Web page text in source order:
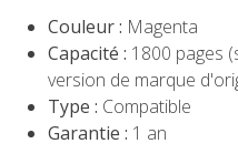
Couleur : Magenta
Capacité : 1800 pages
version de marque
Type : Compatible
Garantie : 1 an